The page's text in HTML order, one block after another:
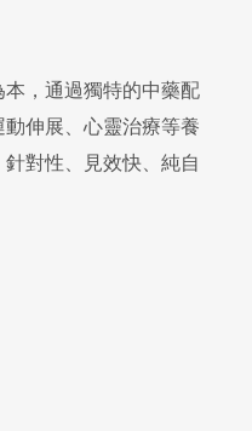
本，通過獨特的中藥配
伸展、心靈治療等養
對性、見效快、純自